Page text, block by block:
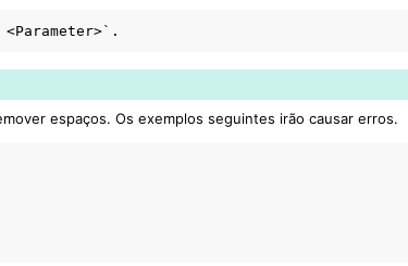
espaços. Os exemplos seguintes irão causar erros.